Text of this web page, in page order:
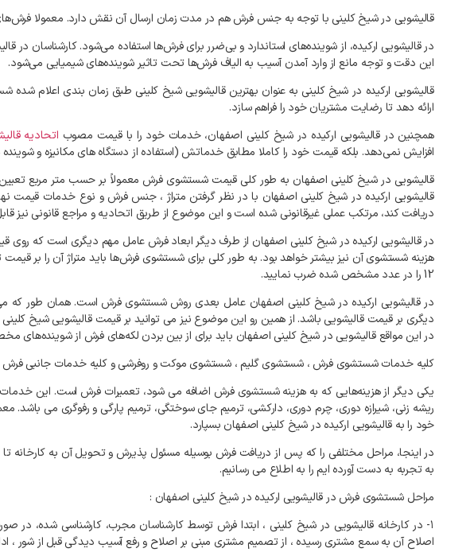
قالیشویی در شیخ کلینی با توجه به جنس فرش هم در مدت زمان ارسال آن نقش دارد. معمولا
در قالیشویی ارکیده، از شوینده‌های استاندارد و بی‌ضرر برای فرش‌ها استفاده می‌شود. کارشناسان
این دقت و توجه مانع از وارد آمدن آسیب به الیاف فرش‌ها تحت تاثیر شوینده‌های شیمیایی می‌شود.
قالیشویی ارکیده در شیخ کلینی به عنوان بهترین قالیشویی شیخ کلینی طبق زمان بندی اعلام
ارائه دهد تا رضایت مشتریان خود را فراهم سازد.
همچنین در قالیشویی ارکیده در شیخ کلینی اصفهان، خدمات خود را با قیمت مصوب اتحادیه
افزایش نمی‌دهد. بلکه قیمت خود را کاملا مطابق خدماتش (استفاده از دستگاه های مکانیزه و
قالیشویی در شیخ کلینی اصفهان به طور کلی قیمت شستشوی فرش معمولاً بر حسب متر مربع
قالیشویی ارکیده در شیخ کلینی اصفهان با در نظر گرفتن متراژ ، جنس فرش و نوع خدمات قیمت
دریافت کند، مرتکب عملی غیرقانونی شده است و این موضوع از طریق اتحادیه و مراجع قانونی نیز
در قالیشویی ارکیده در شیخ کلینی اصفهان از طرف دیگر ابعاد فرش عامل مهم دیگری است که
12 را در عدد مشخص شده ضرب نمایید.
در قالیشویی ارکیده در شیخ کلینی اصفهان عامل بعدی روش شستشوی فرش است. همان طور که
دیگری بر قیمت قالیشویی باشد. از همین رو این موضوع نیز می توانید بر قیمت قالیشویی شیخ
در این مواقع قالیشویی در شیخ کلینی اصفهان باید برای از بین بردن لکه‌های فرش از
کلیه خدمات شستشوی فرش ، شستشوی گلیم ، شستشوی موکت و روفرشی و کلیه خدمات جانبی فرش
یکی دیگر از هزینه‌هایی که به هزینه شستشوی فرش اضافه می شود، تعمیرات فرش است. این
ریشه زنی، شیرازه دوری، چرم دوری، دارکشی، ترمیم جای سوختگی، ترمیم پارگی و رفوگری می
خود را به قالیشویی ارکیده در شیخ کلینی اصفهان بسپارد.
در اینجا، مراحل مختلفی را که پس از دریافت فرش بوسیله مسئول پذیرش و تحویل آن به
به تجربه به دست آورده ایم را به اطلاع می رسانیم.
مراحل شستشوی فرش در قالیشویی ارکیده در شیخ کلینی اصفهان :
۱- در کارخانه
قالیشویی در شیخ کلینی ، ابتدا فرش توسط کارشناسان مجرب، کارشناسی شده،
اصلاح آن به سمع مشتری رسیده ، از تصمیم مشتری مبنی بر اصلاح و رفع آسیب دیدگی قبل از شور